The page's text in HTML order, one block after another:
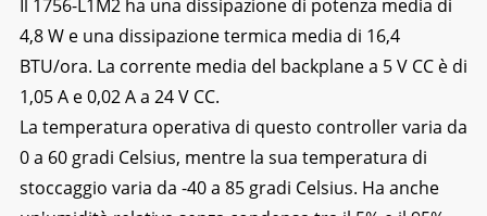
Il 1756-L1M2 ha una dissipazione di potenza media di
4,8 W e una dissipazione termica media di 16,4
BTU/ora. La corrente media del backplane a 5 V CC è di
1,05 A e 0,02 A a 24 V CC.
La temperatura operativa di questo controller varia da
0 a 60 gradi Celsius, mentre la sua temperatura di
stoccaggio varia da -40 a 85 gradi Celsius. Ha anche